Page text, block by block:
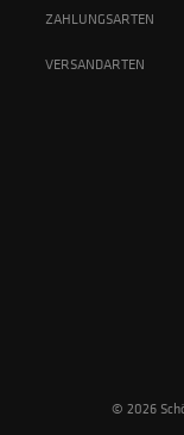
ZAHLUNGSARTEN
VERSANDARTEN
© 2026